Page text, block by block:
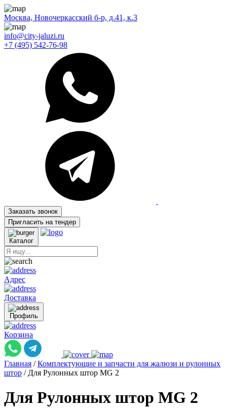
Москва, Новочеркасский б-р, д.41, к.3
info@city-jaluzi.ru
+7 (495) 542-76-98
Заказать звонок
Пригласить на тендер
Каталог
Адрес
Доставка
Профиль
Корзина
Главная / Комплектующие и запчасти для жалюзи и рулонных
штор / Для Рулонных штор MG 2
Для Рулонных штор MG 2